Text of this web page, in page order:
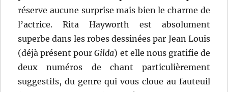
réserve aucune surprise mais bien le charme de
l’actrice. Rita Hayworth est absolument
superbe dans les robes dessinées par Jean Louis
(déjà présent pourGilda) et elle nous gratifie de
deux numéros de chant particulièrement
suggestifs, du genre qui vous cloue au fauteuil